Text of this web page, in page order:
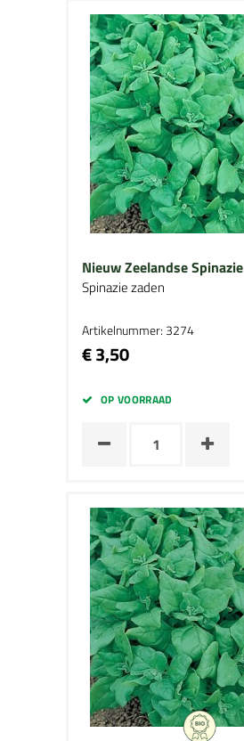
Nieuw Zeelandse Spinazie
Spinazie zaden
Artikelnummer: 3274
€ 3,50
OP VOORRAAD